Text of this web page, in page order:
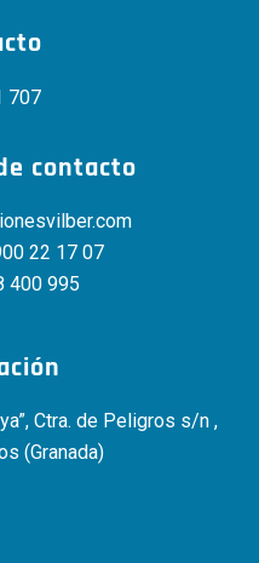
707
contacto
22 17 07
400 995
Ctra. de Peligros s/n ,
(Granada)